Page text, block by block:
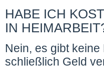
HABE ICH
IN
Nein, es gibt
schließlich Geld